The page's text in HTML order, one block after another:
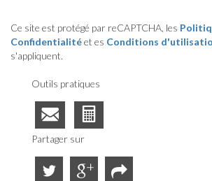
Ce site est protégé par reCAPTCHA, les
Confidentialitéet es Conditions
s'appliquent.
Outils pratiques
Partager sur